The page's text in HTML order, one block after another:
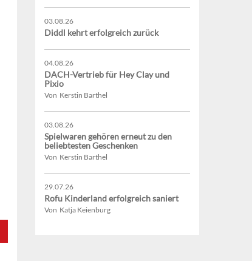
03.08.26
Diddl kehrt erfolgreich zurück
04.08.26
DACH-Vertrieb für Hey Clay und
Pixio
Von Kerstin Barthel
03.08.26
Spielwaren gehören erneut zu den
beliebtesten Geschenken
Von Kerstin Barthel
29.07.26
Rofu Kinderland erfolgreich saniert
Von Katja Keienburg